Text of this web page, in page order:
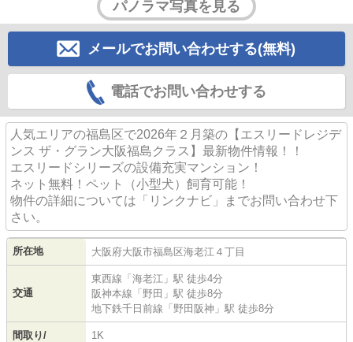
パノラマ写真を見る
メールでお問い合わせする(無料)
電話でお問い合わせする
人気エリアの福島区で2026年２月築の【エスリードレジデ
ンス ザ・グラン大阪福島クラス】最新物件情報！！
エスリードシリーズの設備充実マンション！
ネット無料！ペット（小型犬）飼育可能！
物件の詳細については「リンクナビ」までお問い合わせ下
さい。
所在地 大阪府大阪市福島区海老江 ４丁目
交通
東西線 「 海老江 」駅 徒歩4分
阪神本線 「 野田 」駅 徒歩8分
地下鉄千日前線 「 野田阪神 」駅 徒歩8分
間取り/
1K